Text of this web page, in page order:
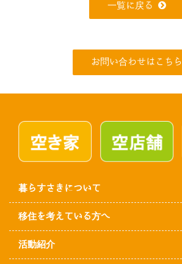
一覧に戻る
お問い合わせはこちら
暮らすさきについて
移住を考えている方へ
活動紹介